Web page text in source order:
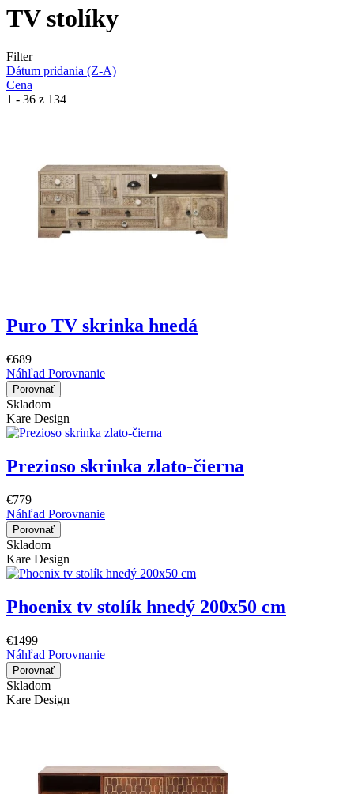
TV stolíky
Filter
Dátum pridania (Z-A)
Cena
1 - 36 z 134
Puro TV skrinka hnedá
€689
Náhľad Porovnanie
Porovnať
Skladom
Kare Design
Prezioso skrinka zlato-čierna
€779
Náhľad Porovnanie
Porovnať
Skladom
Kare Design
Phoenix tv stolík hnedý 200x50 cm
€1499
Náhľad Porovnanie
Porovnať
Skladom
Kare Design